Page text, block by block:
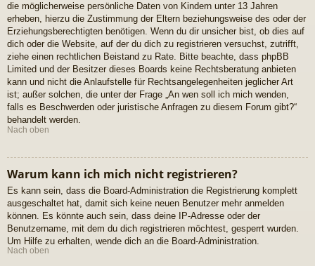
die möglicherweise persönliche Daten von Kindern unter 13 Jahren
erheben, hierzu die Zustimmung der Eltern beziehungsweise des oder der
Erziehungsberechtigten benötigen. Wenn du dir unsicher bist, ob dies auf
dich oder die Website, auf der du dich zu registrieren versuchst, zutrifft,
ziehe einen rechtlichen Beistand zu Rate. Bitte beachte, dass phpBB
Limited und der Besitzer dieses Boards keine Rechtsberatung anbieten
kann und nicht die Anlaufstelle für Rechtsangelegenheiten jeglicher Art
ist; außer solchen, die unter der Frage „An wen soll ich mich wenden,
falls es Beschwerden oder juristische Anfragen zu diesem Forum gibt?“
behandelt werden.
Nach oben
Warum kann ich mich nicht registrieren?
Es kann sein, dass die Board-Administration die Registrierung komplett
ausgeschaltet hat, damit sich keine neuen Benutzer mehr anmelden
können. Es könnte auch sein, dass deine IP-Adresse oder der
Benutzername, mit dem du dich registrieren möchtest, gesperrt wurden.
Um Hilfe zu erhalten, wende dich an die Board-Administration.
Nach oben